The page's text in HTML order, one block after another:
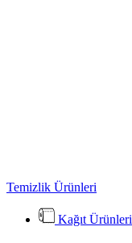
Temizlik Ürünleri
Kağıt Ürünleri